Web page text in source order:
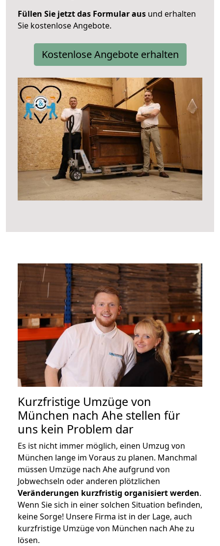
Füllen Sie jetzt das Formular aus und erhalten
Sie kostenlose Angebote.
Kostenlose Angebote erhalten
Kurzfristige Umzüge von
München nach Ahe stellen für
uns kein Problem dar
Es ist nicht immer möglich, einen Umzug von
München lange im Voraus zu planen. Manchmal
müssen Umzüge nach Ahe aufgrund von
Jobwechseln oder anderen plötzlichen
Veränderungen kurzfristig organisiert werden.
Wenn Sie sich in einer solchen Situation befinden,
keine Sorge! Unsere Firma ist in der Lage, auch
kurzfristige Umzüge von München nach Ahe zu
lösen.